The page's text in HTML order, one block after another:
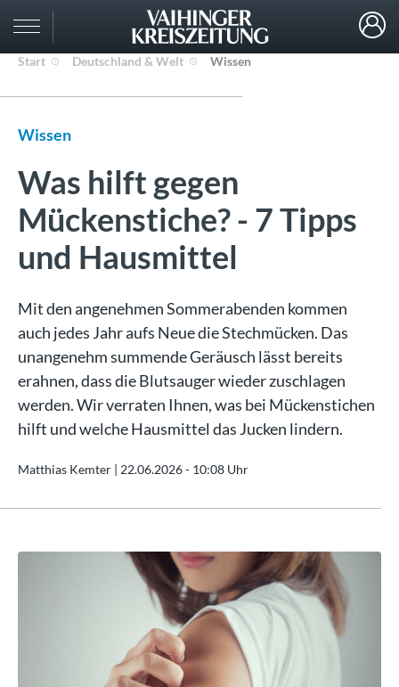
Start Deutschland & Welt Wissen
Wissen
Was hilft gegen
Mückenstiche? - 7 Tipps
und Hausmittel
Mit den angenehmen Sommerabenden kommen
auch jedes Jahr aufs Neue die Stechmücken. Das
unangenehm summende Geräusch lässt bereits
erahnen, dass die Blutsauger wieder zuschlagen
werden. Wir verraten Ihnen, was bei Mückenstichen
hilft und welche Hausmittel das Jucken lindern.
Matthias Kemter | 22.06.2026 - 10:08 Uhr